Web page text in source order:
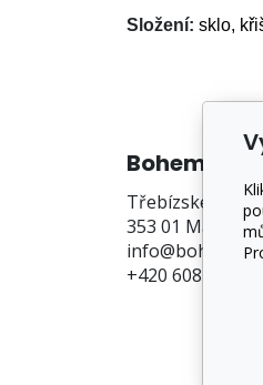
Složení: sklo,
Bohemia
Třebízského 94
353 01
+420 608 138 971